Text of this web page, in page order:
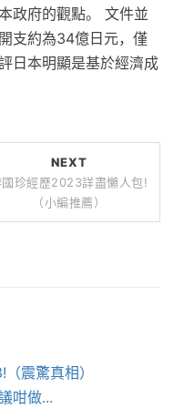
政府的觀點。 文件並
支約為34億日元，僅
日本明顯是基於經濟成
NEXT
國珍經歷2023詳盡懶人包!
（小編推薦）
震驚真相）
咁做...